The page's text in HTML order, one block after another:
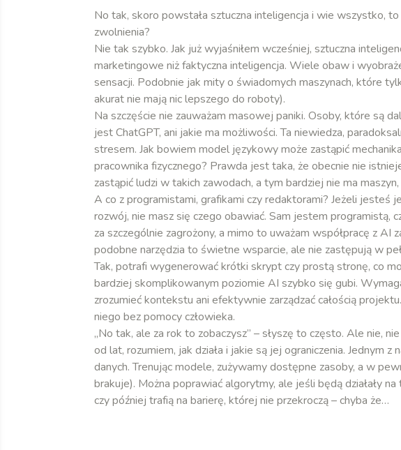
No tak, skoro powstała sztuczna inteligencja i wie wszystko,
zwolnienia?
Nie tak szybko. Jak już wyjaśniłem wcześniej, sztuczna
marketingowe niż faktyczna inteligencja. Wiele obaw i
sensacji. Podobnie jak mity o świadomych maszynach, które
akurat nie mają nic lepszego do roboty).
Na szczęście nie zauważam masowej paniki. Osoby, które są
jest ChatGPT, ani jakie ma możliwości. Ta niewiedza,
stresem. Jak bowiem model językowy może zastąpić
pracownika fizycznego? Prawda jest taka, że obecnie nie
zastąpić ludzi w takich zawodach, a tym bardziej nie ma
A co z programistami, grafikami czy redaktorami? Jeżeli jesteś
rozwój, nie masz się czego obawiać. Sam jestem programistą,
za szczególnie zagrożony, a mimo to uważam współpracę z AI
podobne narzędzia to świetne wsparcie, ale nie zastępują w
Tak, potrafi wygenerować krótki skrypt czy prostą stronę, co
bardziej skomplikowanym poziomie AI szybko się gubi.
zrozumieć kontekstu ani efektywnie zarządzać całością
niego bez pomocy człowieka.
„No tak, ale za rok to zobaczysz” – słyszę to często. Ale nie,
od lat, rozumiem, jak działa i jakie są jej ograniczenia. Jednym
danych. Trenując modele, zużywamy dostępne zasoby, a w
brakuje). Można poprawiać algorytmy, ale jeśli będą działały
czy później trafią na barierę, której nie przekroczą – chyba że…